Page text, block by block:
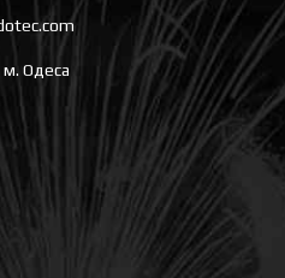
м. Одеса